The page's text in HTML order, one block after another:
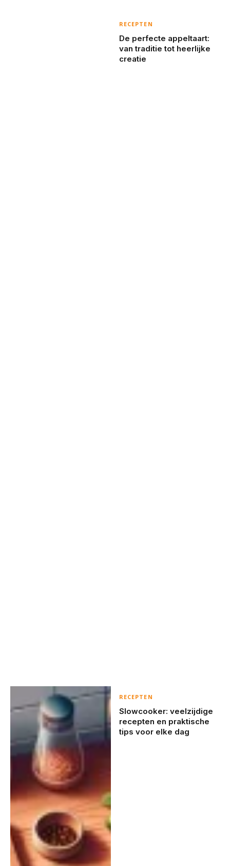
RECEPTEN
De perfecte appeltaart:
van traditie tot heerlijke
creatie
RECEPTEN
Slowcooker: veelzijdige
recepten en praktische
tips voor elke dag